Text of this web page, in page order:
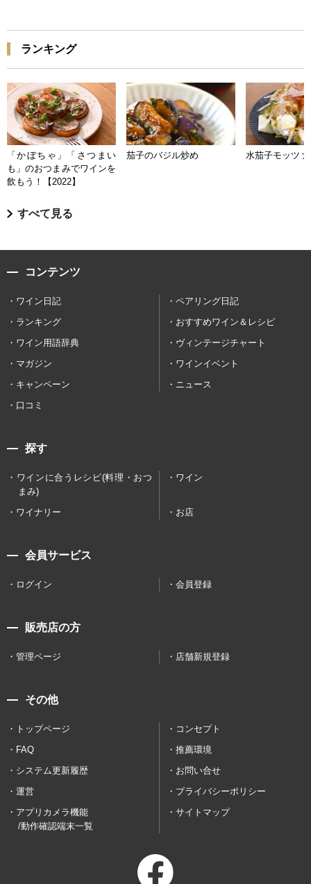
ランキング
「かぼちゃ」「さつまい
も」のおつまみでワインを
飲もう！【2022】
茄子のバジル炒め 水茄子モッツァ
すべて見る
コンテンツ
ワイン日記
ペアリング日記
ランキング
おすすめワイン＆レシピ
ワイン用語辞典
ヴィンテージチャート
マガジン
ワインイベント
キャンペーン
ニュース
口コミ
探す
ワインに合うレシピ(料理・おつ
まみ)
ワイン
ワイナリー お店
会員サービス
ログイン 会員登録
販売店の方
管理ページ 店舗新規登録
その他
トップページ
コンセプト
FAQ
推薦環境
システム更新履歴
お問い合せ
運営
プライバシーポリシー
アプリカメラ機能
/動作確認端末一覧
サイトマップ